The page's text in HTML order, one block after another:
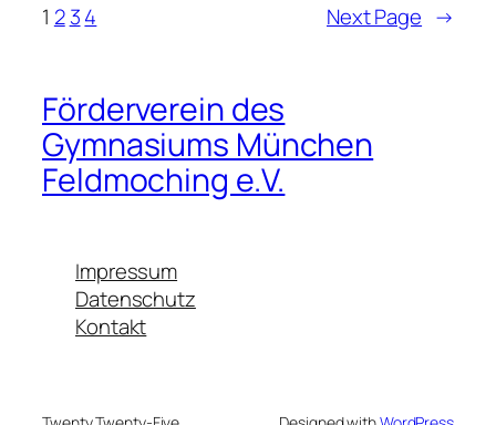
1 2 34 Next Page →
Förderverein des
Gymnasiums München
Feldmoching e.V.
Impressum
Datenschutz
Kontakt